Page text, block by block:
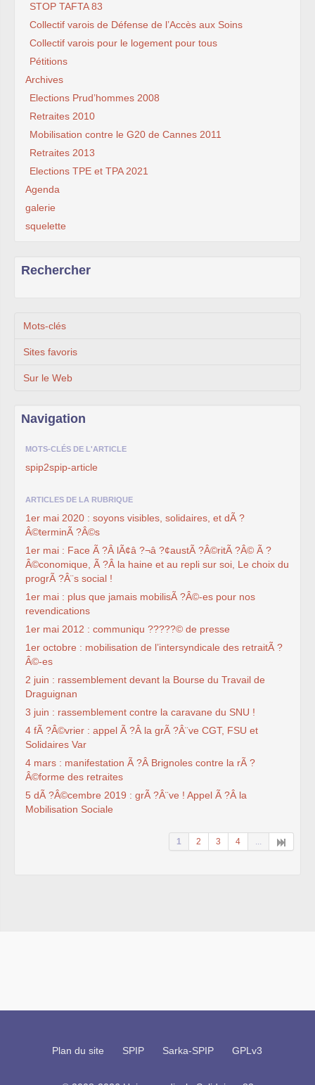
STOP TAFTA 83
Collectif varois de Défense de l’Accès aux Soins
Collectif varois pour le logement pour tous
Pétitions
Archives
Elections Prud’hommes 2008
Retraites 2010
Mobilisation contre le G20 de Cannes 2011
Retraites 2013
Elections TPE et TPA 2021
Agenda
galerie
squelette
Rechercher
Mots-clés
Sites favoris
Sur le Web
Navigation
MOTS-CLÉS DE L'ARTICLE
spip2spip-article
ARTICLES DE LA RUBRIQUE
1er mai 2020 : soyons visibles, solidaires, et dÃ ?
Â©terminÃ ?Â©s
1er mai : Face Ã ?Â lÃ¢â ?¬â ?¢austÃ ?Â©ritÃ ?Â© Ã ?
Â©conomique, Ã ?Â la haine et au repli sur soi, Le choix du
progrÃ ?Â¨s social !
1er mai : plus que jamais mobilisÃ ?Â©-es pour nos
revendications
1er mai 2012 : communiqu ?????© de presse
1er octobre : mobilisation de l’intersyndicale des retraitÃ ?
Â©-es
2 juin : rassemblement devant la Bourse du Travail de
Draguignan
3 juin : rassemblement contre la caravane du SNU !
4 fÃ ?Â©vrier : appel Ã ?Â la grÃ ?Â¨ve CGT, FSU et
Solidaires Var
4 mars : manifestation Ã ?Â Brignoles contre la rÃ ?
Â©forme des retraites
5 dÃ ?Â©cembre 2019 : grÃ ?Â¨ve ! Appel Ã ?Â la
Mobilisation Sociale
1 2 3 4 ...
Plan du site SPIP Sarka-SPIP GPLv3